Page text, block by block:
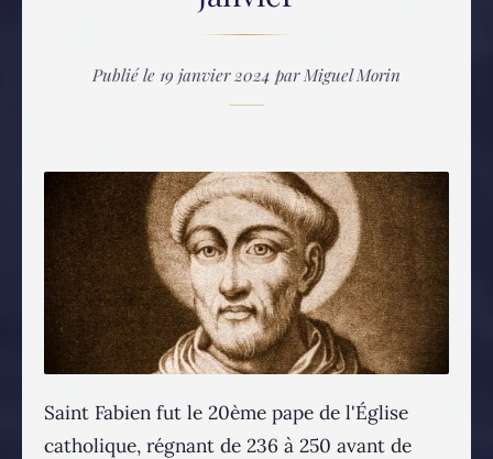
Publié le 19 janvier 2024 par Miguel Morin
Saint Fabien fut le 20ème pape de l'Église
catholique, régnant de 236 à 250 avant de